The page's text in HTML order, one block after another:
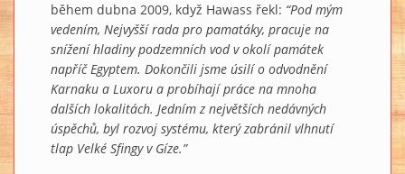
během dubna 2009, když Hawass řekl: “Pod mým
vedením, Nejvyšší rada pro pamatáky, pracuje na
snížení hladiny podzemních vod v okolí památek
napříč Egyptem. Dokončili jsme úsilí o odvodnění
Karnaku a Luxoru a probíhají práce na mnoha
dalších lokalitách. Jedním z největších nedávných
úspěchů, byl rozvoj systému, který zabránil vlhnutí
tlap Velké Sfingy v Gíze.”